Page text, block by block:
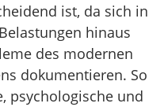
ist, da sich in
hinaus
des modernen
dokumentieren. So
psychologische und